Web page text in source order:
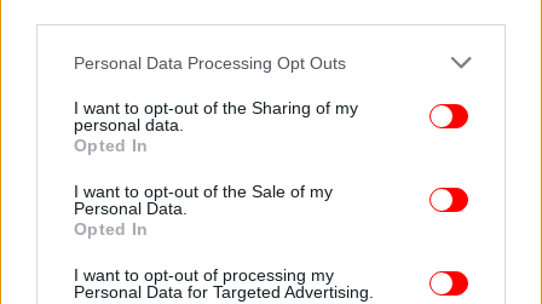
Please note that this website/app uses one or more Google
not limited to your visit or usage behaviour. You may click to
grant or deny consent to Google and its third-party tags to
use your data for below specified purposes in below Google
consent section.
Personal Data Processing Opt Outs
I want to opt-out of the Sharing of my
personal data.
Opted In
I want to opt-out of the Sale of my
Personal Data.
Opted In
I want to opt-out of processing my
Personal Data for Targeted Advertising.